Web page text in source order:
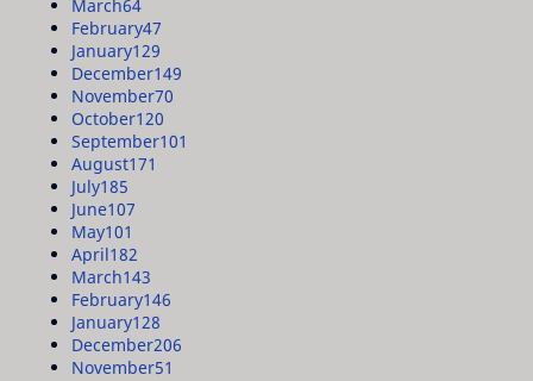
March64
February47
January129
December149
November70
October120
September101
August171
July185
June107
May101
April182
March143
February146
January128
December206
November51